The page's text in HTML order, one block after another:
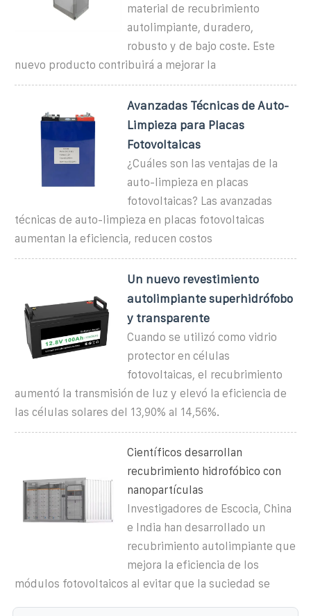
material de recubrimiento
autolimpiante, duradero,
robusto y de bajo coste. Este
nuevo producto contribuirá a mejorar la
Avanzadas Técnicas de Auto-
Limpieza para Placas
Fotovoltaicas
¿Cuáles son las ventajas de la
auto-limpieza en placas
fotovoltaicas? Las avanzadas
técnicas de auto-limpieza en placas fotovoltaicas
aumentan la eficiencia, reducen costos
Un nuevo revestimiento
autolimpiante superhidrófobo
y transparente
Cuando se utilizó como vidrio
protector en células
fotovoltaicas, el recubrimiento
aumentó la transmisión de luz y elevó la eficiencia de
las células solares del 13,90% al 14,56%.
Científicos desarrollan
recubrimiento hidrofóbico con
nanopartículas
Investigadores de Escocia, China
e India han desarrollado un
recubrimiento autolimpiante que
mejora la eficiencia de los
módulos fotovoltaicos al evitar que la suciedad se